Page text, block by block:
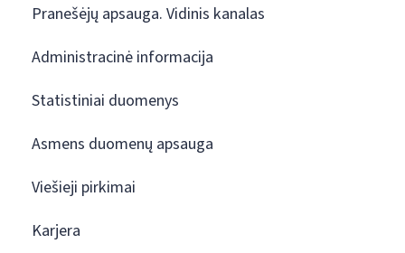
Pranešėjų apsauga. Vidinis kanalas
Administracinė informacija
Statistiniai duomenys
Asmens duomenų apsauga
Viešieji pirkimai
Karjera